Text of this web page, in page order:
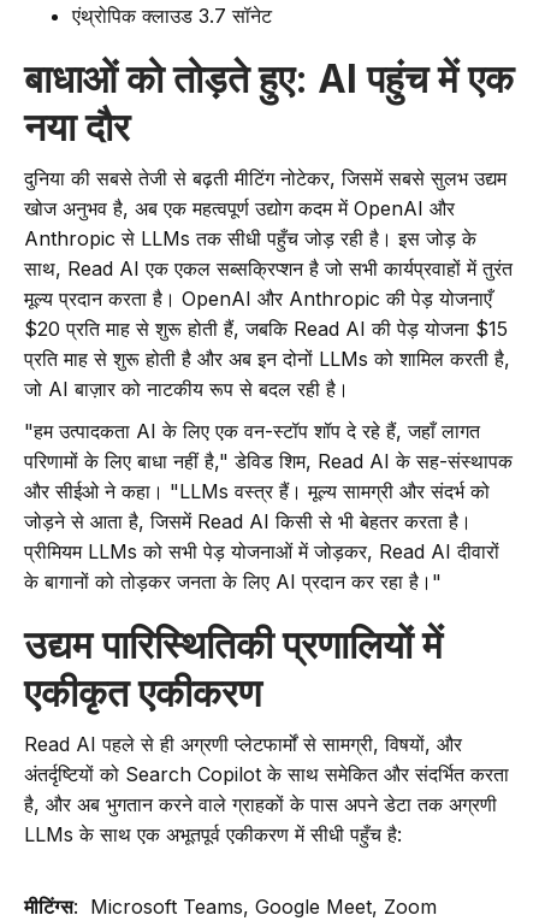
एंथ्रोपिक क्लाउड 3.7 सॉनेट
बाधाओं को तोड़ते हुए: AI पहुंच में एक
नया दौर
दुनिया की सबसे तेजी से बढ़ती मीटिंग नोटेकर, जिसमें सबसे सुलभ उद्यम
खोज अनुभव है, अब एक महत्वपूर्ण उद्योग कदम में OpenAI और
Anthropic से LLMs तक सीधी पहुँच जोड़ रही है। इस जोड़ के
साथ, Read AI एक एकल सब्सक्रिप्शन है जो सभी कार्यप्रवाहों में तुरंत
मूल्य प्रदान करता है। OpenAI और Anthropic की पेड़ योजनाएँ
$20 प्रति माह से शुरू होती हैं, जबकि Read AI की पेड़ योजना $15
प्रति माह से शुरू होती है और अब इन दोनों LLMs को शामिल करती है,
जो AI बाज़ार को नाटकीय रूप से बदल रही है।
"हम उत्पादकता AI के लिए एक वन-स्टॉप शॉप दे रहे हैं, जहाँ लागत
परिणामों के लिए बाधा नहीं है," डेविड शिम, Read AI के सह-संस्थापक
और सीईओ ने कहा। "LLMs वस्त्र हैं। मूल्य सामग्री और संदर्भ को
जोड़ने से आता है, जिसमें Read AI किसी से भी बेहतर करता है।
प्रीमियम LLMs को सभी पेड़ योजनाओं में जोड़कर, Read AI दीवारों
के बागानों को तोड़कर जनता के लिए AI प्रदान कर रहा है।"
उद्यम पारिस्थितिकी प्रणालियों में
एकीकृत एकीकरण
Read AI पहले से ही अग्रणी प्लेटफार्मों से सामग्री, विषयों, और
अंतर्दृष्टियों को Search Copilot के साथ समेकित और संदर्भित करता
है, और अब भुगतान करने वाले ग्राहकों के पास अपने डेटा तक अग्रणी
LLMs के साथ एक अभूतपूर्व एकीकरण में सीधी पहुँच है:
मीटिंग्स: Microsoft Teams, Google Meet, Zoom